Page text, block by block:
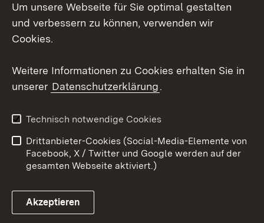
X / Twitter
Youtube
Link zum Landesportal
Kontakt
Datenschutz
Barrierefreiheit
Impressum Cookies
Um unsere Webseite für Sie optimal gestalten
und verbessern zu können, verwenden wir
Cookies.
Weitere Informationen zu Cookies erhalten Sie in
unserer Datenschutzerklärung.
Technisch notwendige Cookies
Drittanbieter-Cookies (Social-Media-Elemente von
Facebook, X / Twitter und Google werden auf der
gesamten Webseite aktiviert.)
Akzeptieren